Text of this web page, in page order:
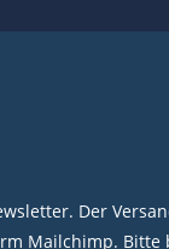
Der
Mailchimp. Bitte